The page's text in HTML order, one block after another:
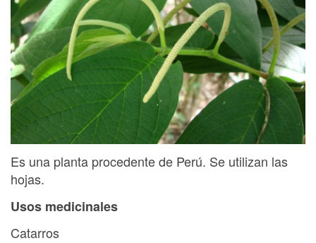
Es una planta procedente de Perú. Se utilizan las
hojas.
Usos medicinales
Catarros